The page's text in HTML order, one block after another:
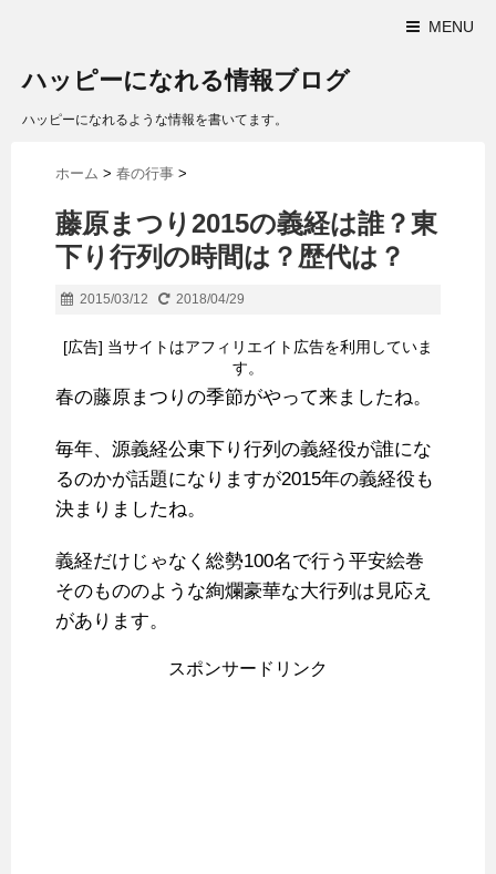
MENU
ハッピーになれる情報ブログ
ハッピーになれるような情報を書いてます。
ホーム > 春の行事 >
藤原まつり2015の義経は誰？東
下り行列の時間は？歴代は？
2015/03/12 2018/04/29
[広告] 当サイトはアフィリエイト広告を利用していま
す。
春の藤原まつりの季節がやって来ましたね。
毎年、源義経公東下り行列の義経役が誰にな
るのかが話題になりますが2015年の義経役も
決まりましたね。
義経だけじゃなく総勢100名で行う平安絵巻
そのもののような絢爛豪華な大行列は見応え
があります。
スポンサードリンク